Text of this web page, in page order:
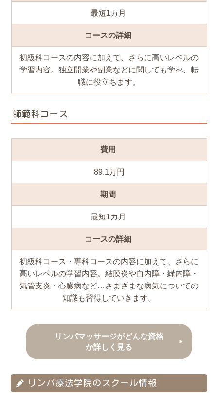
最短1カ月
コースの詳細
初級科コースの内容に加えて、さらに高いレベルの
学習内容。独立開業や副業などに関しても学べ、転
職に役立ちます。
師範科コース
費用
89.1万円
期間
最短1カ月
コースの詳細
初級科コース・専科コースの内容に加えて、さらに
高いレベルの学習内容。結膜炎や白内障・緑内障・
気管支炎・心臓病など…さまざまな病気についての
知識も習得していきます。
リンパマッサージがどんな資格
か詳しく見る
リンパ療法学院のスクール情報